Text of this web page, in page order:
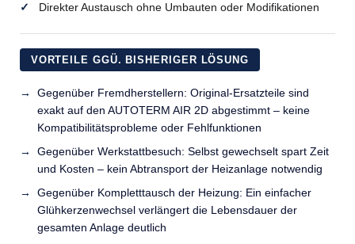
Direkter Austausch ohne Umbauten oder Modifikationen
VORTEILE GGÜ. BISHERIGER LÖSUNG
Gegenüber Fremdherstellern: Original-Ersatzteile sind
exakt auf den AUTOTERM AIR 2D abgestimmt – keine
Kompatibilitätsprobleme oder Fehlfunktionen
Gegenüber Werkstattbesuch: Selbst gewechselt spart Zeit
und Kosten – kein Abtransport der Heizanlage notwendig
Gegenüber Kompletttausch der Heizung: Ein einfacher
Glühkerzenwechsel verlängert die Lebensdauer der
gesamten Anlage deutlich